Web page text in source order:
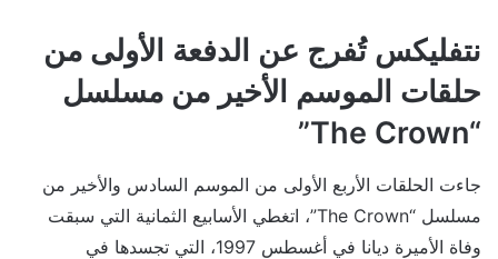
نتفليكس تُفرج عن الدفعة الأولى من
حلقات الموسم الأخير من مسلسل
“The Crown”
جاءت الحلقات الأربع الأولى من الموسم السادس والأخير من
مسلسل “The Crown”، اتغطي الأسابيع الثمانية التي سبقت
وفاة الأميرة ديانا في أغسطس 1997، التي تجسدها في